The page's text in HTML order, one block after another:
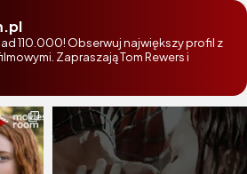
110.000! Obserwuj największy profil z
Zapraszają Tom Rewers i